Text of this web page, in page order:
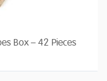
Box – 42 Pieces